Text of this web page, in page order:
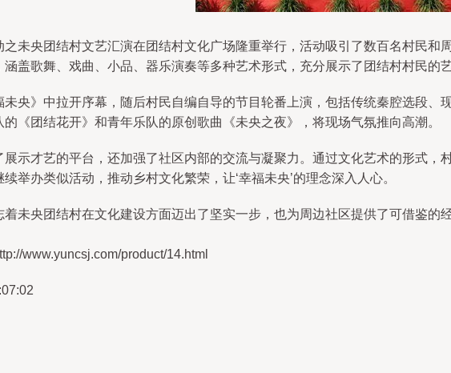
未央团结村文艺汇演在团结村文化广场隆重举行，活动吸引了数百名村民和
盖歌舞、戏曲、小品、器乐演奏等多种艺术形式，充分展示了团结村村民的
央》中拉开序幕，随后村民自编自导的节目轮番上演，包括传统秦腔选段
《团结花开》和青年乐队的原创歌曲《未央之夜》，将现场气氛推向高潮。
示才艺的平台，还加强了社区内部的交流与凝聚力。通过文化艺术的形式
举办类似活动，推动乡村文化繁荣，让‘幸福未央’的理念深入人心。
未央团结村在文化建设方面迈出了坚实一步，也为周边社区提供了可借鉴
www.yuncsj.com/product/14.html